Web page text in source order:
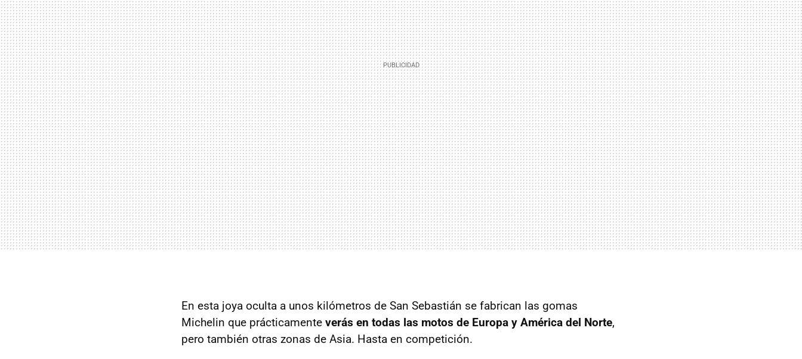
En esta joya oculta a unos kilómetros de San Sebastián se fabrican las gomas
Michelin que prácticamente verás en todas las motos de Europa y América del Norte,
pero también otras zonas de Asia. Hasta en competición.